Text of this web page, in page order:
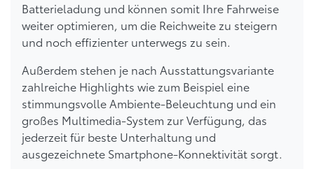
Batterieladung und können somit Ihre Fahrweise
weiter optimieren, um die Reichweite zu steigern
und noch effizienter unterwegs zu sein.
Außerdem stehen je nach Ausstattungsvariante
zahlreiche Highlights wie zum Beispiel eine
stimmungsvolle Ambiente-Beleuchtung und ein
großes Multimedia-System zur Verfügung, das
jederzeit für beste Unterhaltung und
ausgezeichnete Smartphone-Konnektivität sorgt.